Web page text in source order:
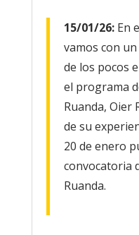
15/01/26: En
vamos con
de los pocos
el programa
Ruanda, Oier
de su
20 de enero
convocatoria
Ruanda.